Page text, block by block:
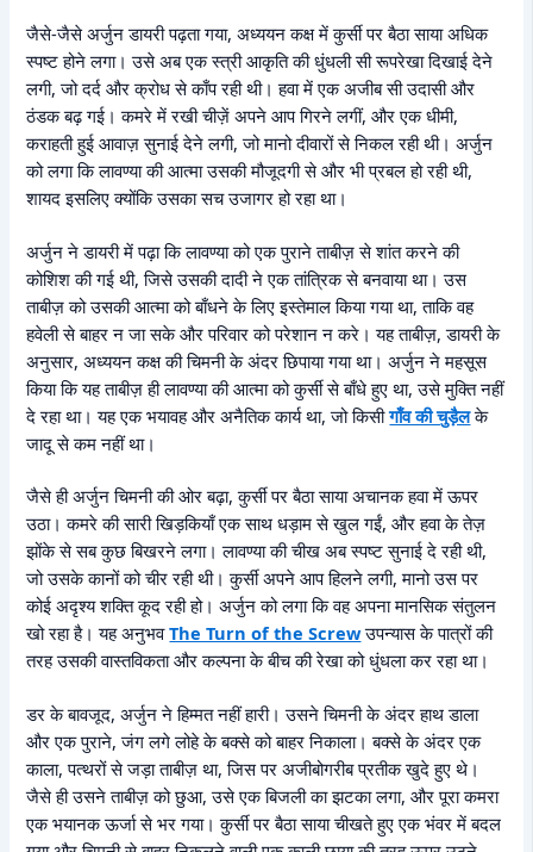
जैसे-जैसे अर्जुन डायरी पढ़ता गया, अध्ययन कक्ष में कुर्सी पर बैठा साया अधिक
स्पष्ट होने लगा। उसे अब एक स्त्री आकृति की धुंधली सी रूपरेखा दिखाई देने
लगी, जो दर्द और क्रोध से काँप रही थी। हवा में एक अजीब सी उदासी और
ठंडक बढ़ गई। कमरे में रखी चीज़ें अपने आप गिरने लगीं, और एक धीमी,
कराहती हुई आवाज़ सुनाई देने लगी, जो मानो दीवारों से निकल रही थी। अर्जुन
को लगा कि लावण्या की आत्मा उसकी मौजूदगी से और भी प्रबल हो रही थी,
शायद इसलिए क्योंकि उसका सच उजागर हो रहा था।
अर्जुन ने डायरी में पढ़ा कि लावण्या को एक पुराने ताबीज़ से शांत करने की
कोशिश की गई थी, जिसे उसकी दादी ने एक तांत्रिक से बनवाया था। उस
ताबीज़ को उसकी आत्मा को बाँधने के लिए इस्तेमाल किया गया था, ताकि वह
हवेली से बाहर न जा सके और परिवार को परेशान न करे। यह ताबीज़, डायरी के
अनुसार, अध्ययन कक्ष की चिमनी के अंदर छिपाया गया था। अर्जुन ने महसूस
किया कि यह ताबीज़ ही लावण्या की आत्मा को कुर्सी से बाँधे हुए था, उसे मुक्ति नहीं
दे रहा था। यह एक भयावह और अनैतिक कार्य था, जो किसीगाँव की चुड़ैलके
जादू से कम नहीं था।
जैसे ही अर्जुन चिमनी की ओर बढ़ा, कुर्सी पर बैठा साया अचानक हवा में ऊपर
उठा। कमरे की सारी खिड़कियाँ एक साथ धड़ाम से खुल गईं, और हवा के तेज़
झोंके से सब कुछ बिखरने लगा। लावण्या की चीख अब स्पष्ट सुनाई दे रही थी,
जो उसके कानों को चीर रही थी। कुर्सी अपने आप हिलने लगी, मानो उस पर
कोई अदृश्य शक्ति कूद रही हो। अर्जुन को लगा कि वह अपना मानसिक संतुलन
खो रहा है। यह अनुभवThe Turn of the Screwउपन्यास के पात्रों की
तरह उसकी वास्तविकता और कल्पना के बीच की रेखा को धुंधला कर रहा था।
डर के बावजूद, अर्जुन ने हिम्मत नहीं हारी। उसने चिमनी के अंदर हाथ डाला
और एक पुराने, जंग लगे लोहे के बक्से को बाहर निकाला। बक्से के अंदर एक
काला, पत्थरों से जड़ा ताबीज़ था, जिस पर अजीबोगरीब प्रतीक खुदे हुए थे।
जैसे ही उसने ताबीज़ को छुआ, उसे एक बिजली का झटका लगा, और पूरा कमरा
एक भयानक ऊर्जा से भर गया। कुर्सी पर बैठा साया चीखते हुए एक भंवर में बदल